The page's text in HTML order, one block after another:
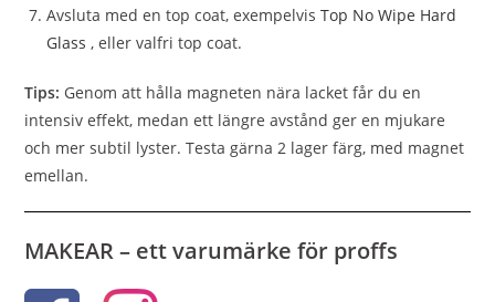
Avsluta med en top coat, exempelvisTop No Wipe Hard
Glass , eller valfri top coat.
Tips: Genom att hålla magneten nära lacket får du en
intensiv effekt, medan ett längre avstånd ger en mjukare
och mer subtil lyster. Testa gärna 2 lager färg, med magnet
emellan.
MAKEAR – ett varumärke för proffs